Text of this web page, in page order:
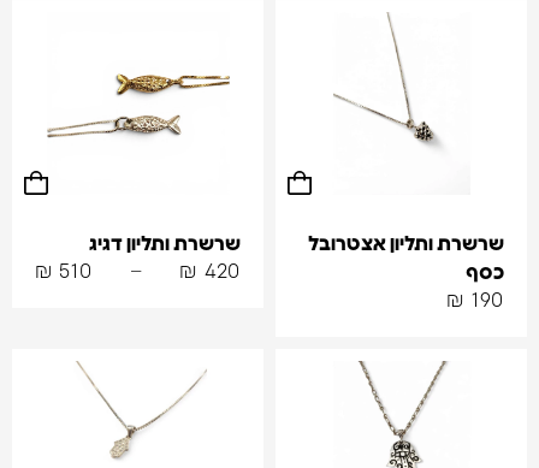
שרשרת ותליון אצטרובל
כסף
₪ 190
שרשרת ותליון דגיג
₪ 420
–
₪ 510